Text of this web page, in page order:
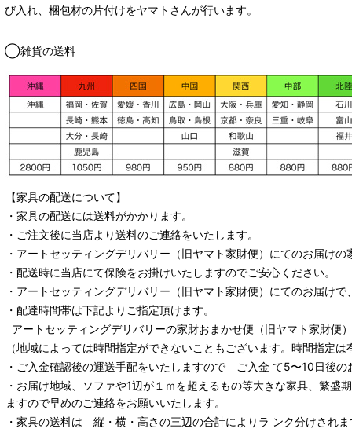
び入れ、梱包材の片付けをヤマトさんが行います。
◯雑貨の送料
【家具の配送について】
・家具の配送には送料がかかります。
・ご注文後に当店より送料のご連絡をいたします。
・ アートセッティングデリバリー （旧ヤマト家財便） にてのお届けの
・配送時に当店にて保険をお掛けいたしますのでご安心ください。
・ アートセッティングデリバリー （旧ヤマト家財便） にてのお届けで
・配達時間帯は下記よりご指定頂けます。
アートセッティングデリバリーの家財おまかせ便 （旧ヤマト家財便
（地域によっては時間指定ができないこともございます。時間指定
・ご入金確認後の運送手配をいたしますので ご入金 て5〜10日後の
・お届け地域、ソファや1辺が１ｍを超えるもの等大きな家具、繁
ますので早めのご連絡をお願いいたします。
・家具の送料は 縦・横・高さの三辺の合計によりラ ンク分けされま